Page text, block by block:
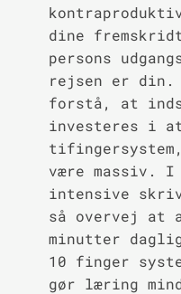
dine
persons
rejsen er
forstå, at
investeres i
være massiv.
intensive
så overvej at
minutter
10 finger
gør læring